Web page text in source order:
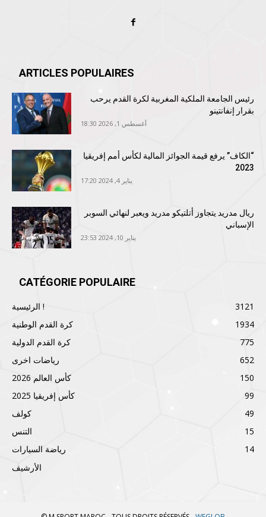
ARTICLES POPULAIRES
رئيس الجامعة الملكية المغربية لكرة القدم يرحب
بقرار إنفانتينو
أغسطس 1, 2026 18:30
“الكاف” يرفع قيمة الجوائز المالية لكأس أمم إفريقيا
2023
يناير 4, 2024 17:20
ريال مدريد يتجاوز أتلتيكو مدريد ويعبر لنهائي السوبر
الإسباني
يناير 10, 2024 23:53
CATÉGORIE POPULAIRE
الرئيسية !
3121
كرة القدم الوطنية
1934
كرة القدم الدولية
775
رياضات اخرى
652
كأس العالم 2026
150
كأس إفريقيا 2025
99
كولف
49
التنس
15
رياضة السيارات
14
الأرشيف